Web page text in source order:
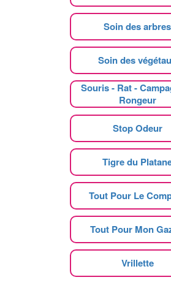
Soin des arbres
Soin des
Souris - Rat -
Rongeur
Stop Odeur
Tigre du
Tout Pour Le
Tout Pour Mon
Vrillette